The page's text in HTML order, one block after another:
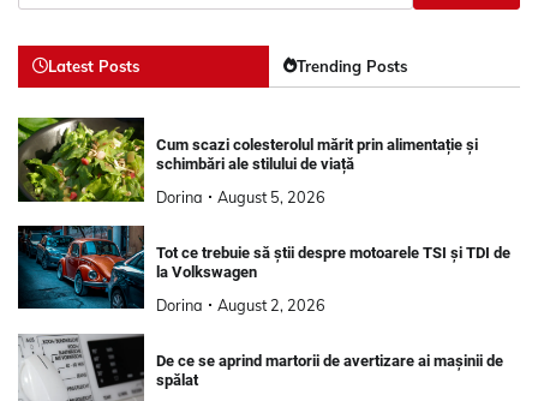
Latest Posts Trending Posts
Cum scazi colesterolul mărit prin alimentație și
schimbări ale stilului de viață
Dorina August 5, 2026
Tot ce trebuie să știi despre motoarele TSI și TDI de
la Volkswagen
Dorina August 2, 2026
De ce se aprind martorii de avertizare ai mașinii de
spălat